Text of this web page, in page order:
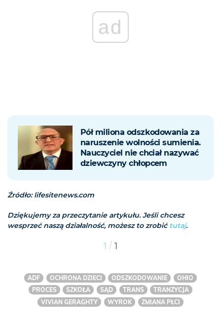
ad
Pół miliona odszkodowania za
naruszenie wolności sumienia.
Nauczyciel nie chciał nazywać
dziewczyny chłopcem
Źródło: lifesitenews.com
Dziękujemy za przeczytanie artykułu. Jeśli chcesz
wesprzeć naszą działalność, możesz to zrobićtutaj.
1 / 1
ADF OCHRONA DZIECI ODSZKODOWANIE
OHIO
PROCES
SZKOŁA SĄD TRANS
TRANZYCJA
VIVIAN GERAGHTY
WYROK ZMIANA PŁCI